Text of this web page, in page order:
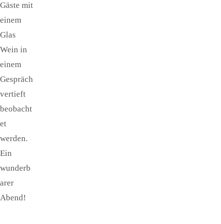
Gäste mit
einem
Glas
Wein in
einem
Gespräch
vertieft
beobacht
et
werden.
Ein
wunderb
arer
Abend!